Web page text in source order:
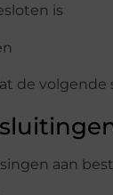
is
de volgende
aan